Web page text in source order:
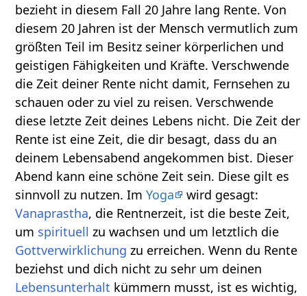
bezieht in diesem Fall 20 Jahre lang Rente. Von
diesem 20 Jahren ist der Mensch vermutlich zum
größten Teil im Besitz seiner körperlichen und
geistigen Fähigkeiten und Kräfte. Verschwende
die Zeit deiner Rente nicht damit, Fernsehen zu
schauen oder zu viel zu reisen. Verschwende
diese letzte Zeit deines Lebens nicht. Die Zeit der
Rente ist eine Zeit, die dir besagt, dass du an
deinem Lebensabend angekommen bist. Dieser
Abend kann eine schöne Zeit sein. Diese gilt es
sinnvoll zu nutzen. ImYoga
wird gesagt:
Vanaprastha, die Rentnerzeit, ist die beste Zeit,
um spirituell zu wachsen und um letztlich die
Gottverwirklichung zu erreichen. Wenn du Rente
beziehst und dich nicht zu sehr um deinen
Lebensunterhalt kümmern musst, ist es wichtig,